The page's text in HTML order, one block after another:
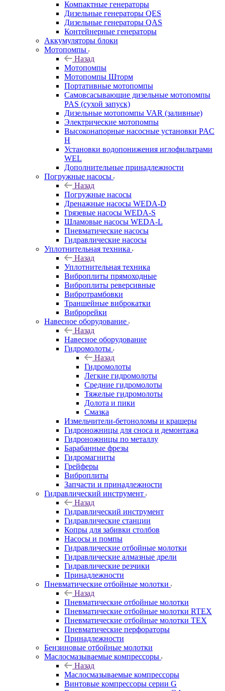
Компактные генераторы
Дизельные генераторы QES
Дизельные генераторы QAS
Контейнерные генераторы
Аккумуляторы блоки
Мотопомпы
Назад
Мотопомпы
Мотопомпы Шторм
Портативные мотопомпы
Самовсасывающие дизельные мотопомпы
PAS (сухой запуск)
Дизельные мотопомпы VAR (заливные)
Электрические мотопомпы
Высоконапорные насосные установки PAC
H
Установки водопонижения иглофильтрами
WEL
Дополнительные принадлежности
Погружные насосы
Назад
Погружные насосы
Дренажные насосы WEDA-D
Грязевые насосы WEDA-S
Шламовые насосы WEDA-L
Пневматические насосы
Гидравлические насосы
Уплотнительная техника
Назад
Уплотнительная техника
Виброплиты прямоходные
Виброплиты реверсивные
Вибротрамбовки
Траншейные виброкатки
Виброрейки
Навесное оборудование
Назад
Навесное оборудование
Гидромолоты
Назад
Гидромолоты
Легкие гидромолоты
Средние гидромолоты
Тяжелые гидромолоты
Долота и пики
Смазка
Измельчители-бетоноломы и крашеры
Гидроножницы для сноса и демонтажа
Гидроножницы по металлу
Барабанные фрезы
Гидромагниты
Грейферы
Виброплиты
Запчасти и принадлежности
Гидравлический инструмент
Назад
Гидравлический инструмент
Гидравлические станции
Копры для забивки столбов
Насосы и помпы
Гидравлические отбойные молотки
Гидравлические алмазные дрели
Гидравлические резчики
Принадлежности
Пневматические отбойные молотки
Назад
Пневматические отбойные молотки
Пневматические отбойные молотки RTEX
Пневматические отбойные молотки TEX
Пневматические перфораторы
Принадлежности
Бензиновые отбойные молотки
Маслосмазываемые компрессоры
Назад
Маслосмазываемые компрессоры
Винтовые компрессоры серии G